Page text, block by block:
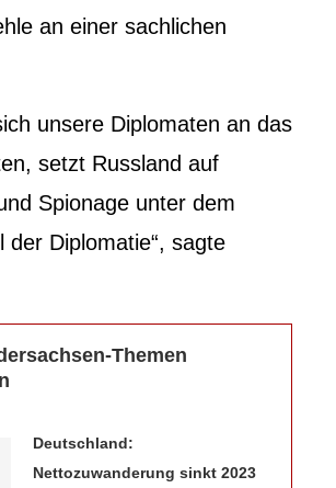
an einer sachlichen
unsere Diplomaten an das
setzt Russland auf
Spionage unter dem
der Diplomatie“, sagte
Themen
Deutschland:
Nettozuwanderung sinkt 2023